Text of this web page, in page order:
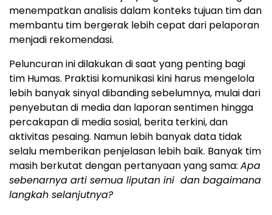
menempatkan analisis dalam konteks tujuan tim dan
membantu tim bergerak lebih cepat dari pelaporan
menjadi rekomendasi.
Peluncuran ini dilakukan di saat yang penting bagi
tim Humas. Praktisi komunikasi kini harus mengelola
lebih banyak sinyal dibanding sebelumnya, mulai dari
penyebutan di media dan laporan sentimen hingga
percakapan di media sosial, berita terkini, dan
aktivitas pesaing. Namun lebih banyak data tidak
selalu memberikan penjelasan lebih baik. Banyak tim
masih berkutat dengan pertanyaan yang sama: Apa
sebenarnya arti semua liputan ini dan bagaimana
langkah selanjutnya?